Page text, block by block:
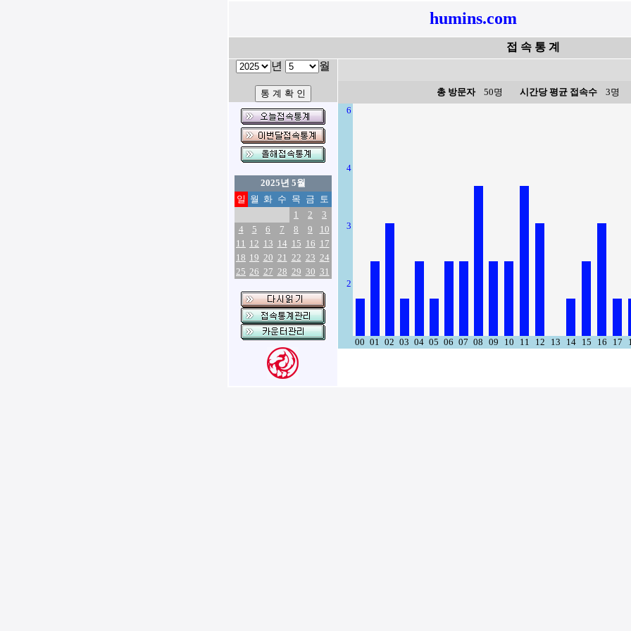
humins.com
접 속 통 계
년 월
2025년 5월
일 월 화 수 목 금 토
1
2
3
4
5 6 7 8 9
10
11 12 13 14 15 16 17
18 19 20 21 22 23 24
25 26 27 28 29 30 31
총 방문자50명 시간당 평균 접속수3명
6
4
3
2
00 01 02 03 04 05 06 07 08 09 10 11 12 13 14 15 16 17